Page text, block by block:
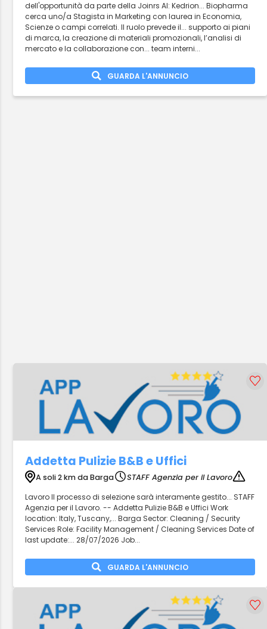
dell'opportunità da parte della Joinrs AI: Kedrion... Biopharma
cerca uno/a Stagista in Marketing con laurea in Economia,
Scienze o campi correlati. Il ruolo prevede il... supporto ai piani
di marca, la creazione di materiali promozionali, l’analisi di
mercato e la collaborazione con... team interni...
GUARDA L'ANNUNCIO
Addetta Pulizie B&B e Uffici
A soli 2 km da Barga
STAFF Agenzia per il Lavoro
Lavoro Il processo di selezione sarà interamente gestito... STAFF
Agenzia per il Lavoro. -- Addetta Pulizie B&B e Uffici Work
location: Italy, Tuscany,... Barga Sector: Cleaning / Security
Services Role: Facility Management / Cleaning Services Date of
last update:... 28/07/2026 Job...
GUARDA L'ANNUNCIO